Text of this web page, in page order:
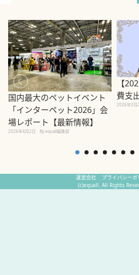
国内最大のペットイベント
「インターペット2026」会
場レポート【最新情報】
2026年4月2日 By equall編集部
【
費支
2026年3月
運営会社
プライバシーポ
(c)equall. All Rights